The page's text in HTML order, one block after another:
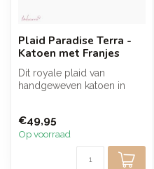
Plaid Paradise Terra -
Katoen met Franjes
Dit royale plaid van
handgeweven katoen in
€49,95
Op voorraad